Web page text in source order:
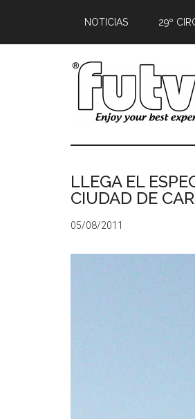
NOTICIAS 29º
LLEGA EL
CIUDAD DE
05/08/2011